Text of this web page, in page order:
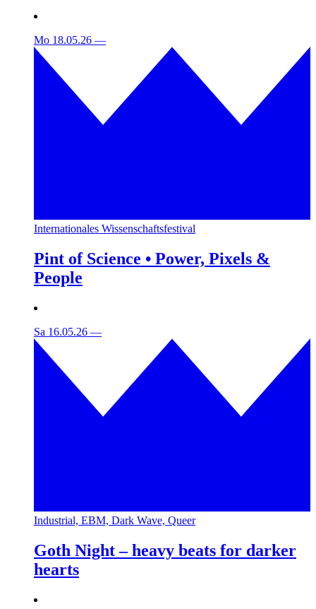
Mo 18.05.26 —
Internationales Wissenschaftsfestival
Pint of Science • Power, Pixels &
People
Sa 16.05.26 —
Industrial, EBM, Dark Wave, Queer
Goth Night – heavy beats for darker
hearts